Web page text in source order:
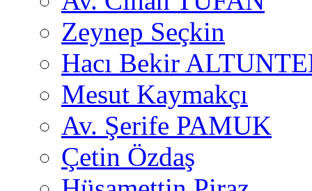
Zeynep Seçkin
Hacı Bekir
Mesut Kaymakçı
Av. Şerife PAMUK
Çetin Özdaş